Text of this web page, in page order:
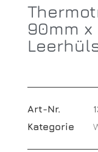
90mm
Art-Nr.
Kategorie